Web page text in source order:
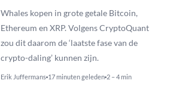
Whales kopen in grote getale Bitcoin,
Ethereum en XRP. Volgens CryptoQuant
zou dit daarom de ‘laatste fase van de
crypto-daling’ kunnen zijn.
Erik Juffermans 17 minuten geleden 2 – 4 min